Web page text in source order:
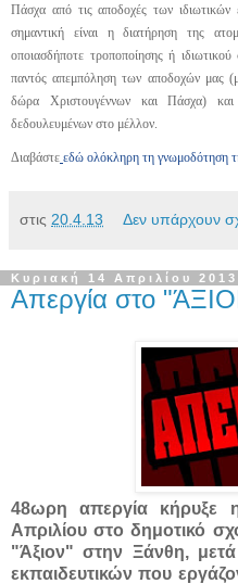
Πάσχα από τις αποδοχές των ιδιωτικών
σημαντική είναι η διατήρηση της
οποιασδήποτε τροποποίησης ή
παντός απεμπόληση των αποδοχών μας
δώρα Χριστουγέννων και Πάσχα) και
δεδουλευμένων στο μέλλον.
Διαβάστε εδώ ολόκληρη τη γνωμοδότηση
στις 20.4.13 Δεν υπάρχουν
Κυριακή 14 Απριλίου 2013
Απεργία στο
48ωρη απεργία κήρυξε
Απριλίου στο δημοτικό
"Άξιον" στην Ξάνθη,
εκπαιδευτικών που